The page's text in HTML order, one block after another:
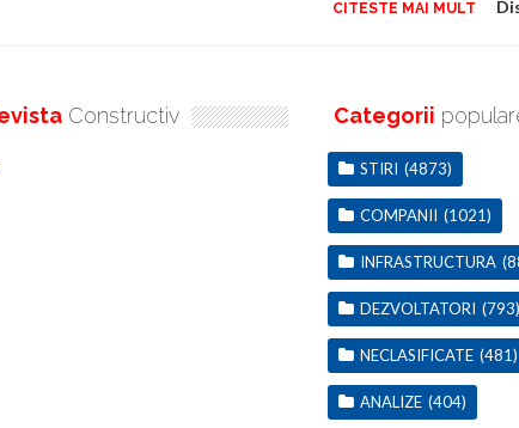
CITESTE MAI MULT
Constructiv Categorii
STIRI (4873)
COMPANII (1021)
INFRASTRUCTURA
DEZVOLTATORI (793)
NECLASIFICATE (481)
ANALIZE (404)